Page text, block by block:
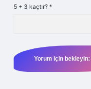
5 + 3 kaçtır? *